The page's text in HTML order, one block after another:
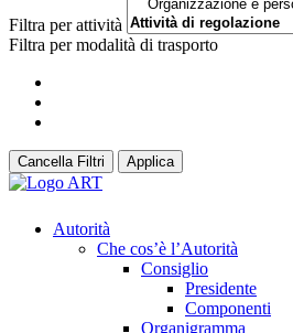
Filtra per attività
Filtra per modalità di trasporto
Cancella Filtri Applica
Autorità
Che cos’è l’Autorità
Consiglio
Presidente
Componenti
Organigramma